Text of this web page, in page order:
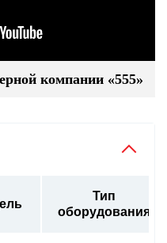
компании «555»
Тип
оборудования